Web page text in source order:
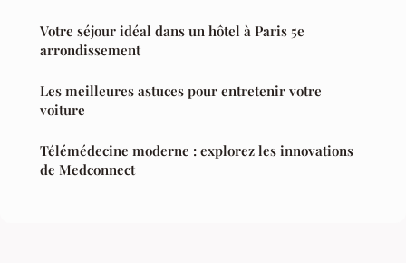
Votre séjour idéal dans un hôtel à Paris 5e
arrondissement
Les meilleures astuces pour entretenir votre
voiture
Télémédecine moderne : explorez les innovations
de Medconnect